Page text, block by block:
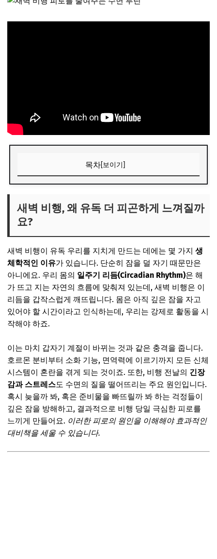
목차[보이기]
📌 지금 뜨는 꿀정보! 놓치지 마세요
추가할인 코드 WRVE6
피로 절반! 새벽 비행을 위한 6단계 수면 루틴
1단계: 비행 전날 저녁 식사 조절 (가볍고 소화 잘 되는 음식
으로)
2단계: 잠들기 전 스마트 기기 멀리하기
3단계: 따뜻한 샤워로 몸 이완시키기
4단계: 침실 환경 최적화 (어둡고 조용하게)
5단계: 평소보다 1~2시간 일찍 잠자리에 들기
6단계: 이륙 전 가벼운 스트레칭과 명상
📌 지금 뜨는 꿀정보! 놓치지 마세요
수면 루틴 효과를 극대화하는 추가 꿀팁!
충분한 수분 섭취로 몸 컨디션 유지하기
카페인과 알코올 섭취 자제하기
새벽 비행, 왜 유독 더 피곤하게 느껴질까
요?
새벽 비행이 유독 우리를 지치게 만드는 데에는 몇 가지 생
체학적인 이유가 있습니다. 단순히 잠을 덜 자기 때문만은
아니에요. 우리 몸의 일주기 리듬(Circadian Rhythm)은 해
가 뜨고 지는 자연의 흐름에 맞춰져 있는데, 새벽 비행은 이
리듬을 갑작스럽게 깨뜨립니다. 몸은 아직 깊은 잠을 자고
있어야 할 시간이라고 인식하는데, 우리는 강제로 활동을 시
작해야 하죠.
이는 마치 갑자기 계절이 바뀌는 것과 같은 충격을 줍니다.
호르몬 분비부터 소화 기능, 면역력에 이르기까지 모든 신체
시스템이 혼란을 겪게 되는 것이죠. 또한, 비행 전날의 긴장
감과 스트레스도 수면의 질을 떨어뜨리는 주요 원인입니다.
혹시 늦을까 봐, 혹은 준비물을 빠뜨릴까 봐 하는 걱정들이
깊은 잠을 방해하고, 결과적으로 비행 당일 극심한 피로를
느끼게 만들어요. 이러한 피로의 원인을 이해해야 효과적인
대비책을 세울 수 있습니다.